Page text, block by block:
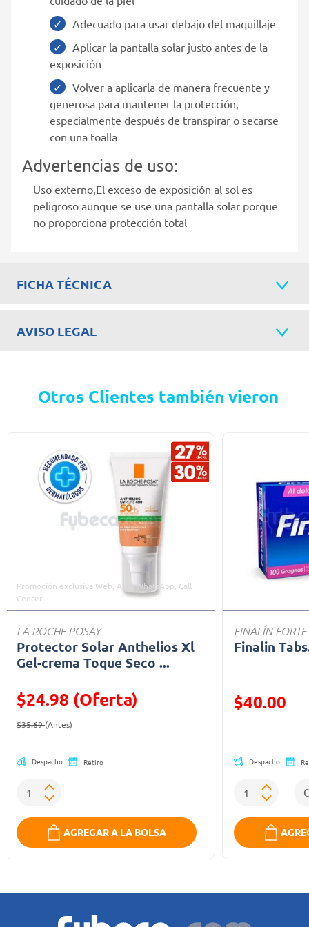
Adecuado para usar debajo del maquillaje
Aplicar la pantalla solar justo antes de la
exposición
Volver a aplicarla de manera frecuente y
generosa para mantener la protección,
especialmente después de transpirar o secarse
con una toalla
Advertencias de uso:
Uso externo,El exceso de exposición al sol es
peligroso aunque se use una pantalla solar porque
no proporciona protección total
FICHA TÉCNICA
AVISO LEGAL
Otros Clientes también vieron
Promoción exclusiva Web, App, WhatsApp, Call
Center
LA ROCHE POSAY
Protector Solar Anthelios Xl
Gel-crema Toque Seco ...
$24.98 (Oferta)
Precio reducido de
$35.69(Antes)
Despacho Retiro
AGREGAR A LA BOLSA
FINALÍN FORTE
Finalin
Precio
$40.00
Despacho